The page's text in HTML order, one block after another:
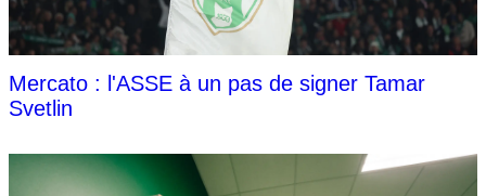
Mercato : l'ASSE à un pas de signer Tamar
Svetlin